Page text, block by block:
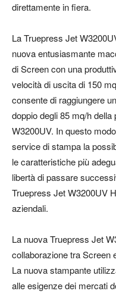
direttamente in fiera.
La Truepress Jet
nuova entusiasmante
di Screen con una
velocità di uscita di 150
consente di raggiungere
doppio degli 85 mq/h
W3200UV. In questo
service di stampa la
le caratteristiche più
libertà di passare
Truepress Jet W3200UV
aziendali.
La nuova Truepress Jet
collaborazione tra Screen
La nuova stampante
alle esigenze dei mercati